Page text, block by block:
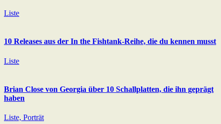
Liste
10 Releases aus der In the Fishtank-Reihe, die du kennen musst
Liste
Brian Close von Georgia über 10 Schallplatten, die ihn geprägt
haben
Liste, Porträt